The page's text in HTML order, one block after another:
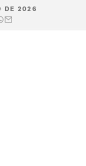
DE 2026